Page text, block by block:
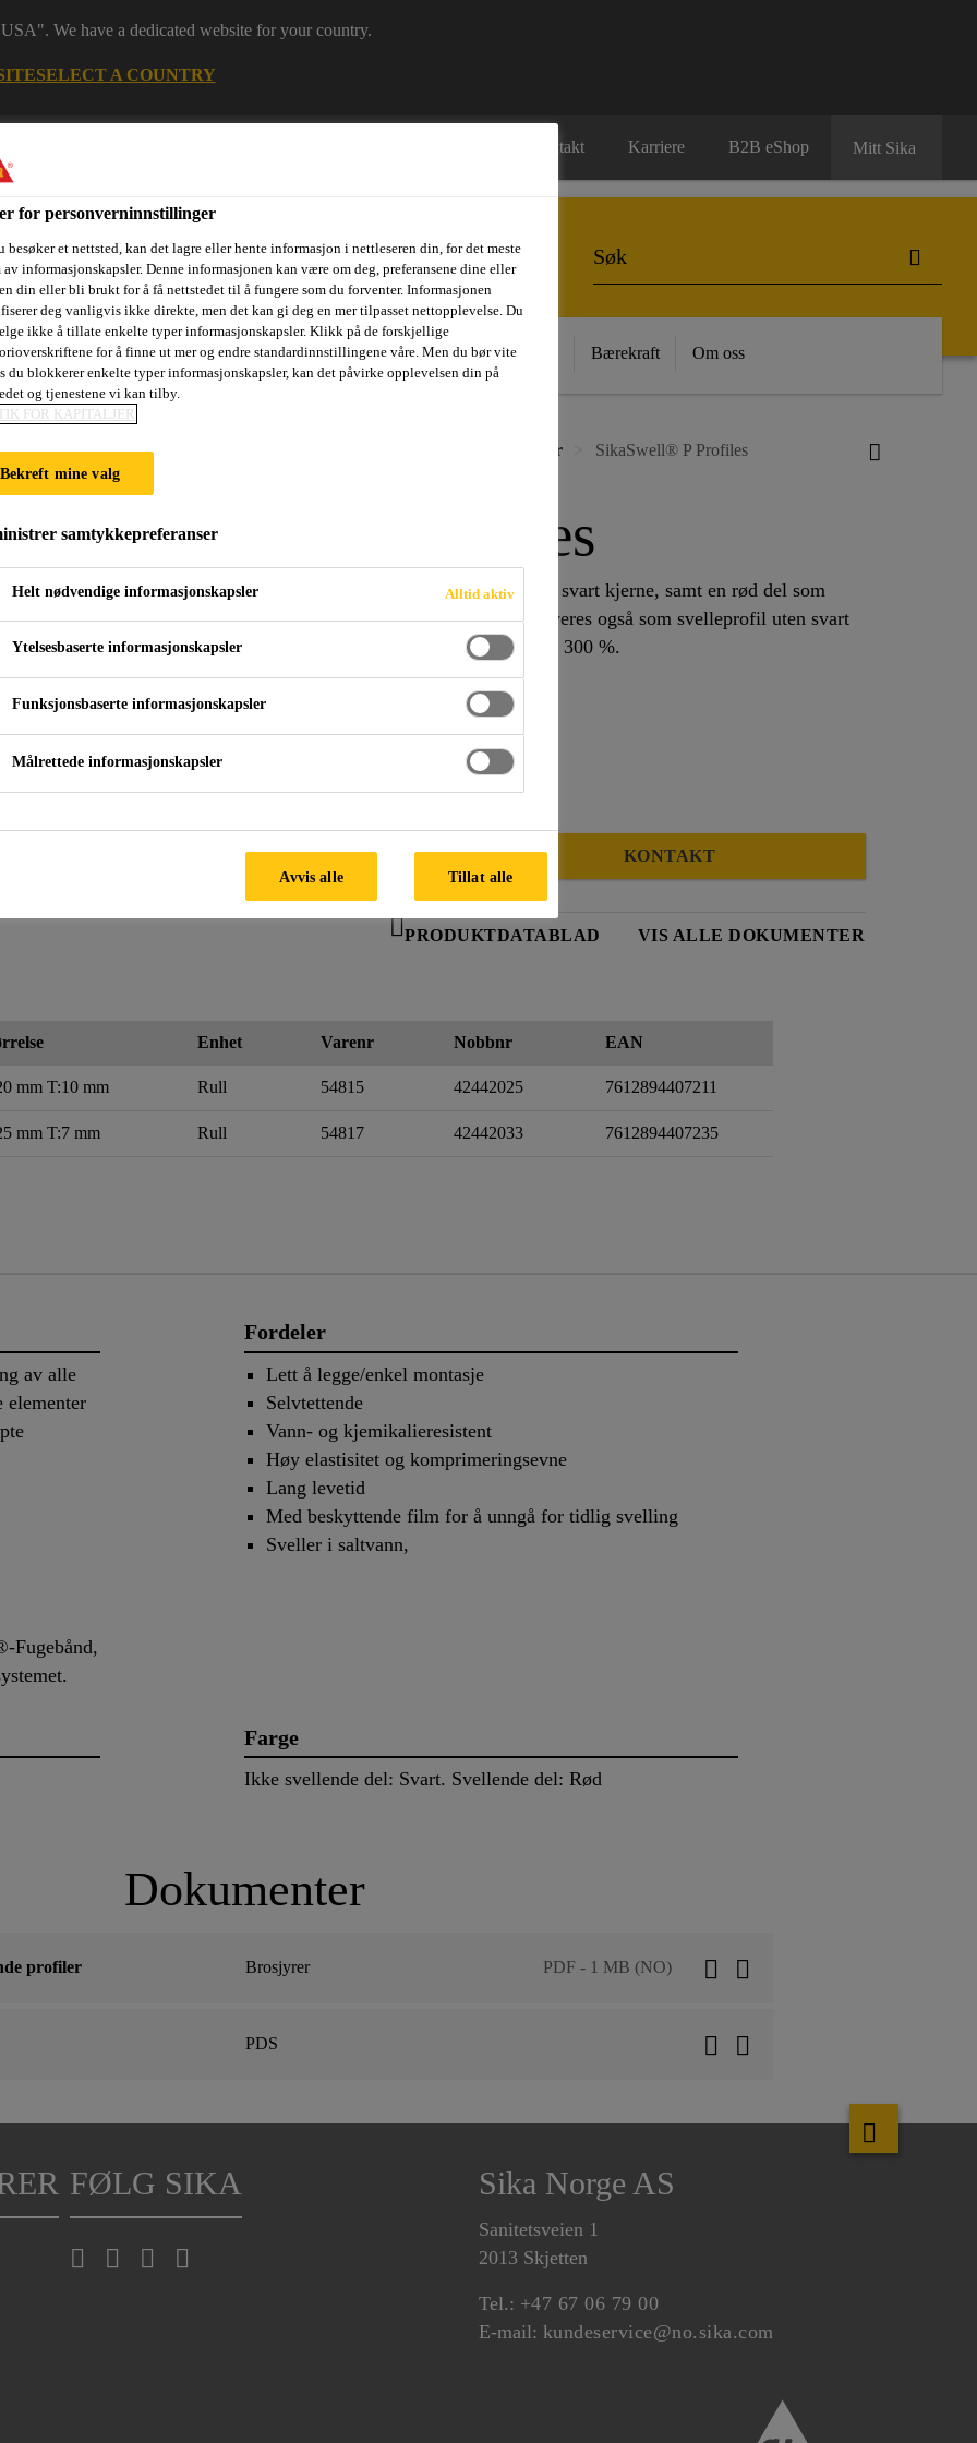
We have a dedicated website for your country.
SELECT A COUNTRY
Kontakt Karriere B2B eShop Mitt Sika
Dokumentasjon Referanseprosjekter Kurs og Kunnskap Bærekraft Om oss
Svelleprodukter for tetting av støpeskjøter Svellebånd, ringer og plugger SikaSwell® P Profiles
SikaSwell® P Profiles
SikaSwell®-P består av ekstruderte gummiprofiler med en fast svart kjerne, samt en rød del som
sveller i kontakt med vann eller vannholdige oppløsninger. Leveres også som svelleprofil uten svart
kjerne. Den svellende delen av profilen vil kunne svelle opp til 300 %.
Lett å legge/enkel montasje
Selvtettende
KONTAKT
PRODUKTDATABLAD VIS ALLE DOKUMENTER
Enhet Varenr Nobbnr EAN
mm T:10 mm Rull 54815 42442025 7612894407211
mm T:7 mm Rull 54817 42442033 7612894407235
av alle
elementer
Fugebånd,
Fordeler
Lett å legge/enkel montasje
Selvtettende
Vann- og kjemikalieresistent
Høy elastisitet og komprimeringsevne
Lang levetid
Med beskyttende film for å unngå for tidlig svelling
Sveller i saltvann,
Farge
Ikke svellende del: Svart. Svellende del: Rød
Dokumenter
profiler Brosjyrer PDF - 1 MB (NO)
PDS
FØLG SIKA Sika Norge AS
Sanitetsveien 1
2013 Skjetten
Tel.: +47 67 06 79 00
E-mail: kundeservice@no.sika.com
for personverninnstillinger
besøker et nettsted, kan det lagre eller hente informasjon i nettleseren din, for det meste
informasjonskapsler. Denne informasjonen kan være om deg, preferansene dine eller
din eller bli brukt for å få nettstedet til å fungere som du forventer. Informasjonen
deg vanligvis ikke direkte, men det kan gi deg en mer tilpasset nettopplevelse. Du
ikke å tillate enkelte typer informasjonskapsler. Klikk på de forskjellige
for å finne ut mer og endre standardinnstillingene våre. Men du bør vite
du blokkerer enkelte typer informasjonskapsler, kan det påvirke opplevelsen din på
og tjenestene vi kan tilby.
FOR KAPITALJER
Bekreft mine valg
samtykkepreferanser
Helt nødvendige informasjonskapsler Alltid aktiv
Ytelsesbaserte informasjonskapsler
Funksjonsbaserte informasjonskapsler
Målrettede informasjonskapsler
Avvis alle Tillat alle